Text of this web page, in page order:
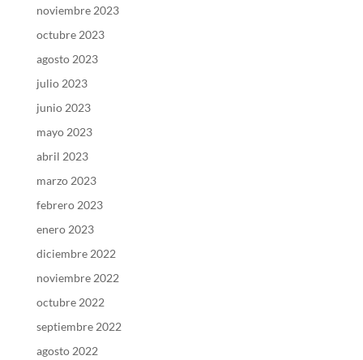
noviembre 2023
octubre 2023
agosto 2023
julio 2023
junio 2023
mayo 2023
abril 2023
marzo 2023
febrero 2023
enero 2023
diciembre 2022
noviembre 2022
octubre 2022
septiembre 2022
agosto 2022